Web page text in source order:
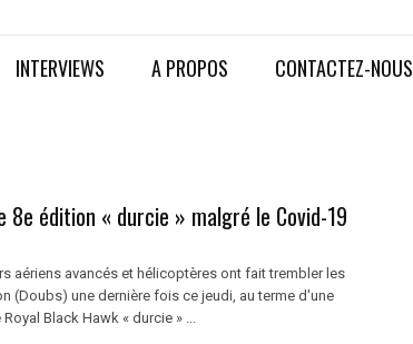
INTERVIEWS A PROPOS CONTACTEZ-NOUS
8e édition « durcie » malgré le Covid-19
aériens avancés et hélicoptères ont fait trembler les
(Doubs) une dernière fois ce jeudi, au terme d'une
Black Hawk « durcie » ...